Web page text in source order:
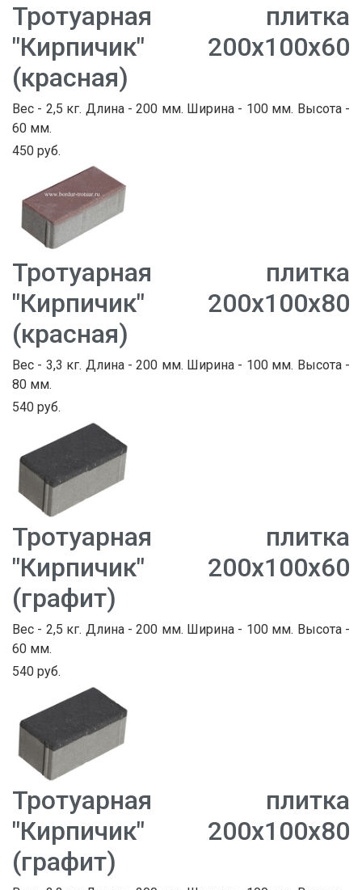
Тротуарная плитка
"Кирпичик" 200х100х60
(красная)
Вес - 2,5 кг. Длина - 200 мм. Ширина - 100 мм. Высота -
60 мм.
450 руб.
Тротуарная плитка
"Кирпичик" 200х100х80
(красная)
Вес - 3,3 кг. Длина - 200 мм. Ширина - 100 мм. Высота -
80 мм.
540 руб.
Тротуарная плитка
"Кирпичик" 200х100х60
(графит)
Вес - 2,5 кг. Длина - 200 мм. Ширина - 100 мм. Высота -
60 мм.
540 руб.
Тротуарная плитка
"Кирпичик" 200х100х80
(графит)